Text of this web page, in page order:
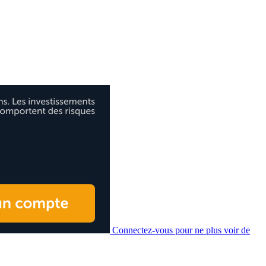
Connectez-vous pour ne plus voir de